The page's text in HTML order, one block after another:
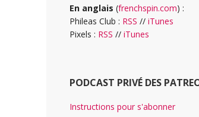
En anglais (frenchspin.com) :
Phileas Club : RSS // iTunes
Pixels : RSS // iTunes
PODCAST PRIVÉ DES
Instructions pour s'abonner